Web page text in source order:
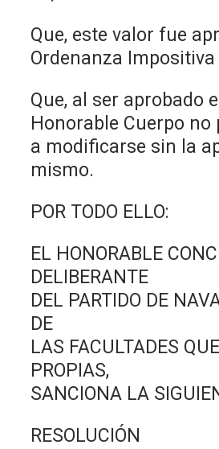
Que, este valor fue
Ordenanza Impositiva
Que, al ser aprobado
Honorable Cuerpo no
a modificarse sin la
mismo.
POR TODO ELLO:
EL HONORABLE
DELIBERANTE
DEL PARTIDO DE
DE
LAS FACULTADES
PROPIAS,
SANCIONA LA
RESOLUCIÓN